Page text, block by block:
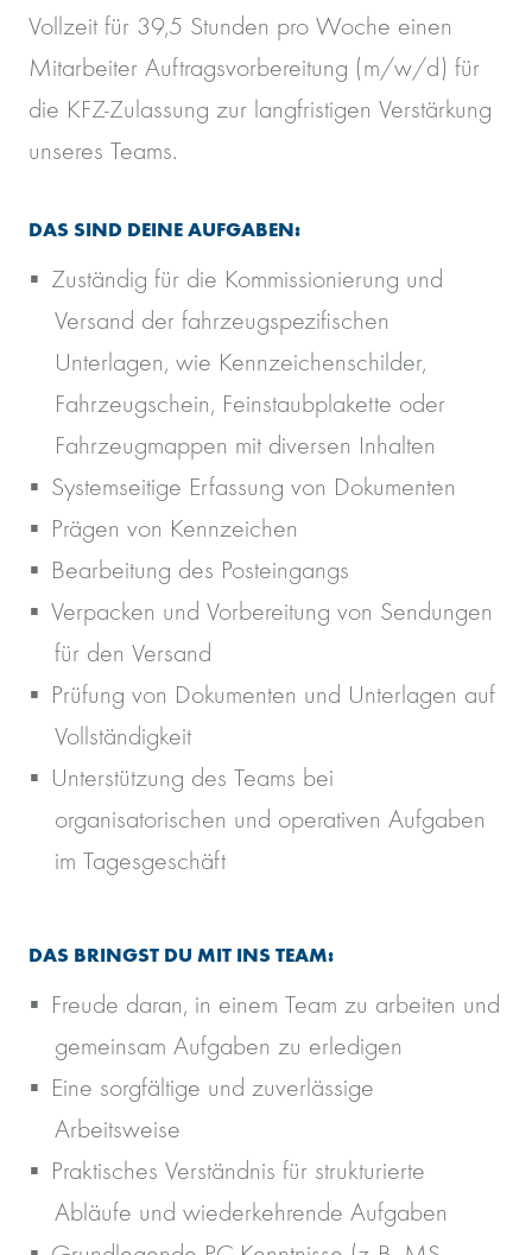
Vollzeit für 39,5 Stunden pro Woche einen
Mitarbeiter Auftragsvorbereitung (m/w/d) für
die KFZ-Zulassung zur langfristigen Verstärkung
unseres Teams.
DAS SIND DEINE AUFGABEN:
Zuständig für die Kommissionierung und
Versand der fahrzeugspezifischen
Unterlagen, wie Kennzeichenschilder,
Fahrzeugschein, Feinstaubplakette oder
Fahrzeugmappen mit diversen Inhalten
Systemseitige Erfassung von Dokumenten
Prägen von Kennzeichen
Bearbeitung des Posteingangs
Verpacken und Vorbereitung von Sendungen
für den Versand
Prüfung von Dokumenten und Unterlagen auf
Vollständigkeit
Unterstützung des Teams bei
organisatorischen und operativen Aufgaben
im Tagesgeschäft
DAS BRINGST DU MIT INS TEAM:
Freude daran, in einem Team zu arbeiten und
gemeinsam Aufgaben zu erledigen
Eine sorgfältige und zuverlässige
Arbeitsweise
Praktisches Verständnis für strukturierte
Abläufe und wiederkehrende Aufgaben